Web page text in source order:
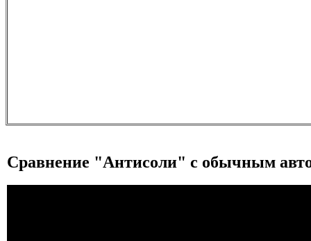
Сравнение "Антисоли" с обычным